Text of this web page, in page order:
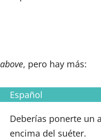
above, pero hay más:
Español
Deberías ponerte un
encima del suéter.